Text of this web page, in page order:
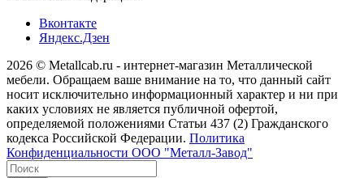
Вконтакте
Яндекс.Дзен
2026 © Metallcab.ru - интернет-магазин Металлической
мебели. Обращаем ваше внимание на то, что данный сайт
носит исключительно информационный характер и ни при
каких условиях не является публичной офертой,
определяемой положениями Статьи 437 (2) Гражданского
кодекса Российской Федерации. Политика
Конфиденциальности ООО "Металл-Завод"